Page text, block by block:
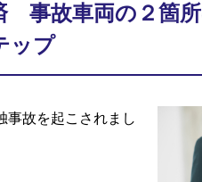
事故車両の２箇
ップ
事故を起こされまし